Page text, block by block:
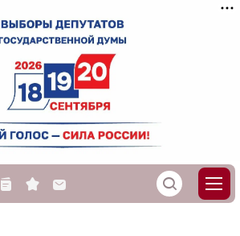
n s M S